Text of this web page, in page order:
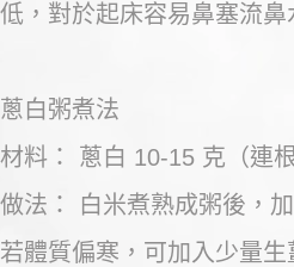
低，對於起床容易鼻塞流
蔥白粥煮法
材料： 蔥白 10-15 克（連
做法： 白米煮熟成粥後，
若體質偏寒，可加入少量